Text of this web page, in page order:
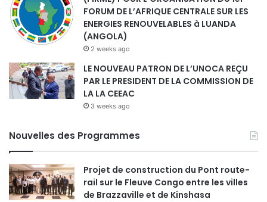
FORUM DE L’AFRIQUE CENTRALE SUR LES
ENERGIES RENOUVELABLES à LUANDA
(ANGOLA)
2 weeks ago
LE NOUVEAU PATRON DE L’UNOCA REÇU
PAR LE PRESIDENT DE LA COMMISSION DE
LA LA CEEAC
3 weeks ago
Nouvelles des Programmes
Projet de construction du Pont route-
rail sur le Fleuve Congo entre les villes
de Brazzaville et de Kinshasa